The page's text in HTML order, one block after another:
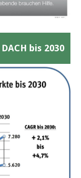
bis 2030